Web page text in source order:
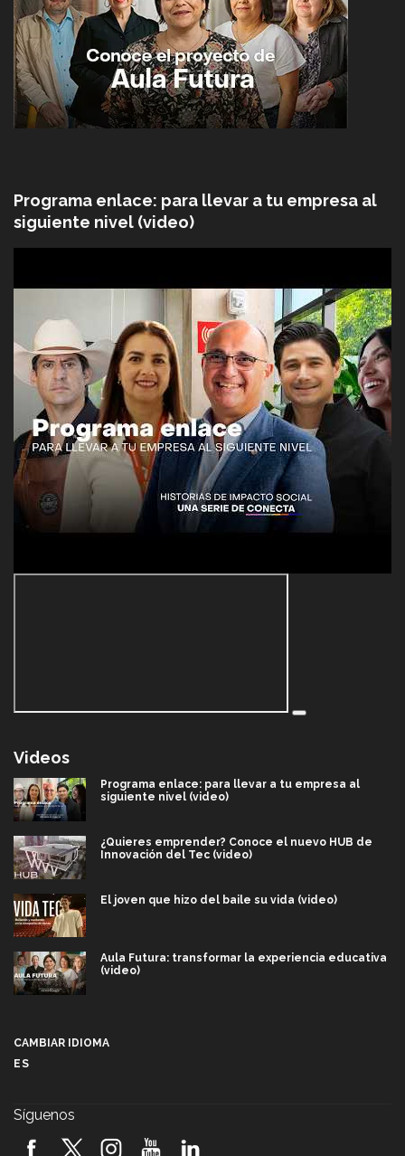
Programa enlace: para llevar a tu empresa al
siguiente nivel (video)
Videos
Programa enlace: para llevar a tu empresa al
siguiente nivel (video)
¿Quieres emprender? Conoce el nuevo HUB de
Innovación del Tec (video)
El joven que hizo del baile su vida (video)
Aula Futura: transformar la experiencia educativa
(video)
2026! (video)
CAMBIAR IDIOMA
ES
Síguenos